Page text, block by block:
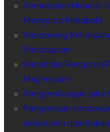
Pemodelan Hirarkis
Menyoroti Metabolit
Pendorong
Pendapatan
Penelitian Pengaruh
Magnesium
Pengembangan jalur
Pengenalan
kebutuhan